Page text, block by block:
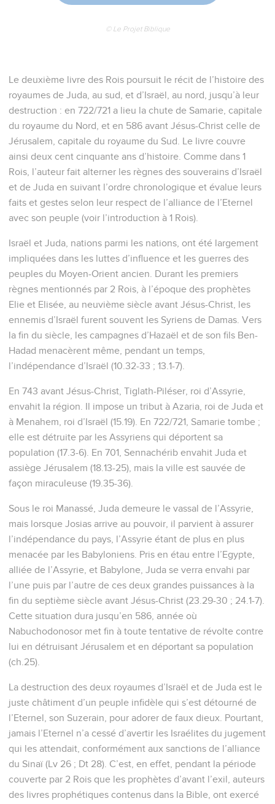
© Le Projet Biblique
Le deuxième livre des Rois poursuit le récit de l’histoire des
royaumes de Juda, au sud, et d’Israël, au nord, jusqu’à leur
destruction : en 722/721 a lieu la chute de Samarie, capitale
du royaume du Nord, et en 586 avant Jésus-Christ celle de
Jérusalem, capitale du royaume du Sud. Le livre couvre
ainsi deux cent cinquante ans d’histoire. Comme dans 1
Rois, l’auteur fait alterner les règnes des souverains d’Israël
et de Juda en suivant l’ordre chronologique et évalue leurs
faits et gestes selon leur respect de l’alliance de l’Eternel
avec son peuple (voir l’introduction à 1 Rois).
Israël et Juda, nations parmi les nations, ont été largement
impliquées dans les luttes d’influence et les guerres des
peuples du Moyen-Orient ancien. Durant les premiers
règnes mentionnés par 2 Rois, à l’époque des prophètes
Elie et Elisée, au neuvième siècle avant Jésus-Christ, les
ennemis d’Israël furent souvent les Syriens de Damas. Vers
la fin du siècle, les campagnes d’Hazaël et de son fils Ben-
Hadad menacèrent même, pendant un temps,
l’indépendance d’Israël (10.32-33 ; 13.1-7).
En 743 avant Jésus-Christ, Tiglath-Piléser, roi d’Assyrie,
envahit la région. Il impose un tribut à Azaria, roi de Juda et
à Menahem, roi d’Israël (15.19). En 722/721, Samarie tombe ;
elle est détruite par les Assyriens qui déportent sa
population (17.3-6). En 701, Sennachérib envahit Juda et
assiège Jérusalem (18.13-25), mais la ville est sauvée de
façon miraculeuse (19.35-36).
Sous le roi Manassé, Juda demeure le vassal de l’Assyrie,
mais lorsque Josias arrive au pouvoir, il parvient à assurer
l’indépendance du pays, l’Assyrie étant de plus en plus
menacée par les Babyloniens. Pris en étau entre l’Egypte,
alliée de l’Assyrie, et Babylone, Juda se verra envahi par
l’une puis par l’autre de ces deux grandes puissances à la
fin du septième siècle avant Jésus-Christ (23.29-30 ; 24.1-7).
Cette situation dura jusqu’en 586, année où
Nabuchodonosor met fin à toute tentative de révolte contre
lui en détruisant Jérusalem et en déportant sa population
(ch.25).
La destruction des deux royaumes d’Israël et de Juda est le
juste châtiment d’un peuple infidèle qui s’est détourné de
l’Eternel, son Suzerain, pour adorer de faux dieux. Pourtant,
jamais l’Eternel n’a cessé d’avertir les Israélites du jugement
qui les attendait, conformément aux sanctions de l’alliance
du Sinaï (Lv 26 ; Dt 28). C’est, en effet, pendant la période
couverte par 2 Rois que les prophètes d’avant l’exil, auteurs
des livres prophétiques contenus dans la Bible, ont exercé